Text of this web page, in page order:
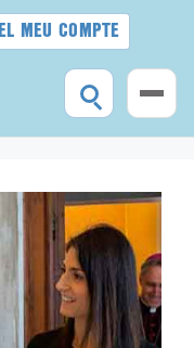
EL MEU COMPTE